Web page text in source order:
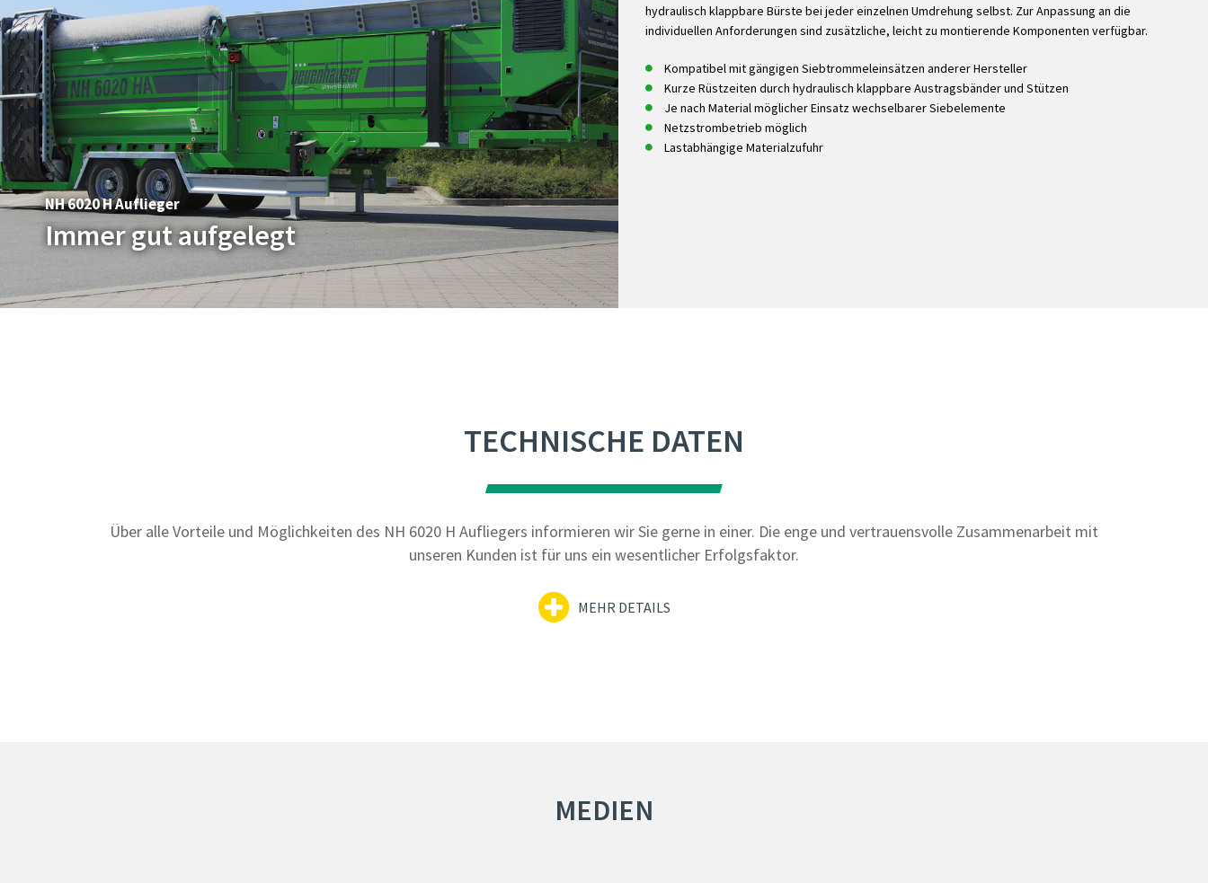
NH 6020 H Auflieger
Immer gut aufgelegt
hydraulisch klappbare Bürste bei jeder einzelnen Umdrehung selbst. Zur Anpassung an die
individuellen Anforderungen sind zusätzliche, leicht zu montierende Komponenten verfügbar.
Kompatibel mit gängigen Siebtrommeleinsätzen anderer Hersteller
Kurze Rüstzeiten durch hydraulisch klappbare Austragsbänder und Stützen
Je nach Material möglicher Einsatz wechselbarer Siebelemente
Netzstrombetrieb möglich
Lastabhängige Materialzufuhr
TECHNISCHE DATEN
Über alle Vorteile und Möglichkeiten des NH 6020 H Aufliegers informieren wir Sie gerne in einer. Die enge und vertrauensvolle Zusammenarbeit mit
unseren Kunden ist für uns ein wesentlicher Erfolgsfaktor.
MEHR DETAILS
MEDIEN